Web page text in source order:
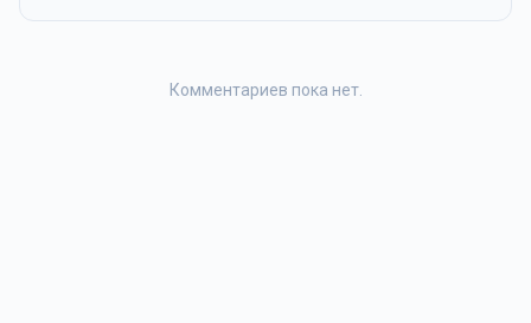
Комментариев пока нет.